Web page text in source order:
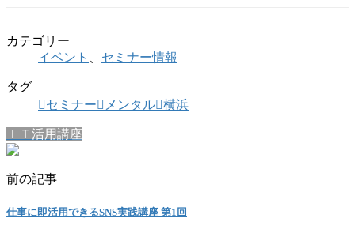
カテゴリー
イベント
セミナー情報
タグ
セミナー
メンタル 横浜
ＩＴ活用講座
前の記事
仕事に即活用できるSNS実践講座 第1回